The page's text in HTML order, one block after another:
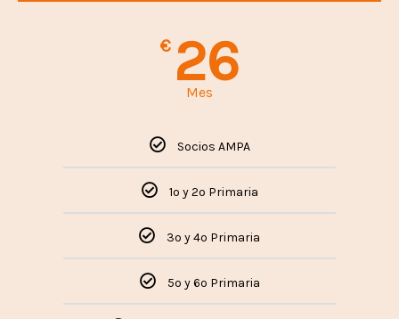
€ 26
Mes
Socios AMPA
1º y 2º Primaria
3º y 4º Primaria
5º y 6º Primaria